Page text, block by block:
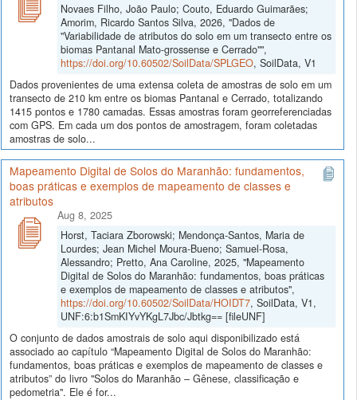
Novaes Filho, João Paulo; Couto, Eduardo Guimarães;
Amorim, Ricardo Santos Silva, 2026, "Dados de
"Variabilidade de atributos do solo em um transecto entre os
biomas Pantanal Mato-grossense e Cerrado"",
https://doi.org/10.60502/SoilData/SPLGEO, SoilData, V1
Dados provenientes de uma extensa coleta de amostras de solo em um
transecto de 210 km entre os biomas Pantanal e Cerrado, totalizando
1415 pontos e 1780 camadas. Essas amostras foram georreferenciadas
com GPS. Em cada um dos pontos de amostragem, foram coletadas
amostras de solo...
Mapeamento Digital de Solos do Maranhão: fundamentos,
boas práticas e exemplos de mapeamento de classes e
atributos
Aug 8, 2025
Horst, Taciara Zborowski; Mendonça-Santos, Maria de
Lourdes; Jean Michel Moura-Bueno; Samuel-Rosa,
Alessandro; Pretto, Ana Caroline, 2025, "Mapeamento
Digital de Solos do Maranhão: fundamentos, boas práticas
e exemplos de mapeamento de classes e atributos",
https://doi.org/10.60502/SoilData/HOIDT7, SoilData, V1,
UNF:6:b1SmKIYvYKgL7Jbc/Jbtkg== [fileUNF]
O conjunto de dados amostrais de solo aqui disponibilizado está
associado ao capítulo “Mapeamento Digital de Solos do Maranhão:
fundamentos, boas práticas e exemplos de mapeamento de classes e
atributos” do livro "Solos do Maranhão – Gênese, classificação e
pedometria". Ele é for...